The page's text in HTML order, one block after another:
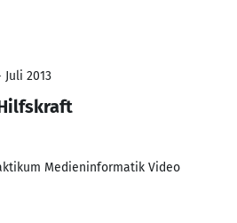
Juli 2013
Medieninformatik Video